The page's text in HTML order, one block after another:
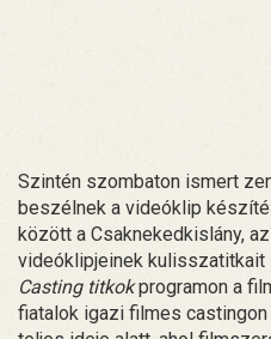
Szintén szombaton ismert
beszélnek a videóklip
között a Csaknekedkislány, az
videóklipjeinek kulisszatitkait
Casting titkokprogramon a
fiatalok igazi filmes